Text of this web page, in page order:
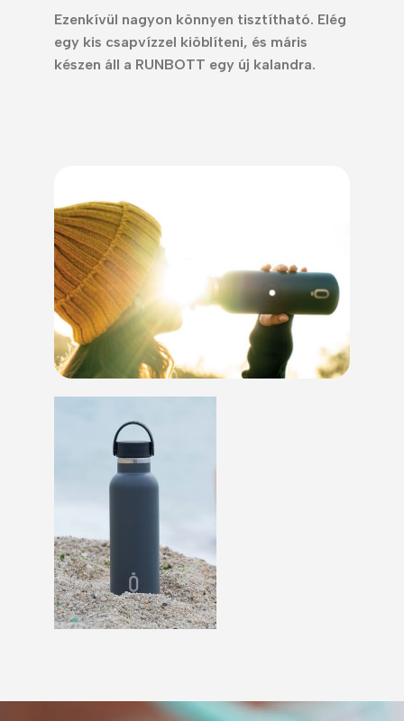
Ezenkívül nagyon könnyen tisztítható. Elég
egy kis csapvízzel kiöblíteni, és máris
készen áll a RUNBOTT egy új kalandra.